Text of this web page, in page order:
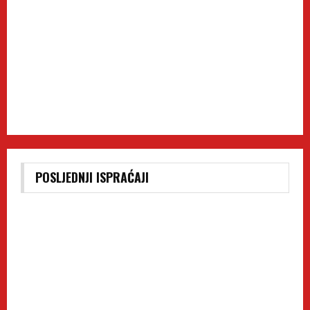
POSLJEDNJI ISPRAĆAJI